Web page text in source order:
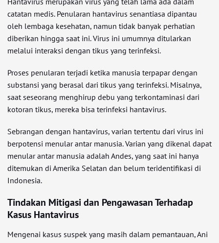
catatan medis. Penularan hantavirus senantiasa dipantau
oleh lembaga kesehatan, namun tidak banyak perhatian
diberikan hingga saat ini. Virus ini umumnya ditularkan
melalui interaksi dengan tikus yang terinfeksi.
Proses penularan terjadi ketika manusia terpapar dengan
substansi yang berasal dari tikus yang terinfeksi. Misalnya,
saat seseorang menghirup debu yang terkontaminasi dari
kotoran tikus, mereka bisa terinfeksi hantavirus.
Sebrangan dengan hantavirus, varian tertentu dari virus ini
berpotensi menular antar manusia. Varian yang dikenal dapat
menular antar manusia adalah Andes, yang saat ini hanya
ditemukan di Amerika Selatan dan belum teridentifikasi di
Indonesia.
Tindakan Mitigasi dan Pengawasan Terhadap
Kasus Hantavirus
Mengenai kasus suspek yang masih dalam pemantauan, Ani